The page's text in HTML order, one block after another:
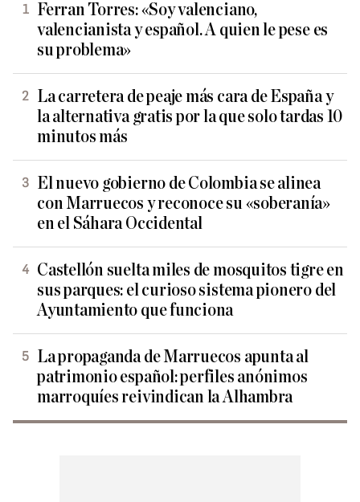
Ferran Torres: «Soy valenciano,
valencianista y español. A quien le pese es
su problema»
La carretera de peaje más cara de España y
la alternativa gratis por la que solo tardas 10
minutos más
El nuevo gobierno de Colombia se alinea
con Marruecos y reconoce su «soberanía»
en el Sáhara Occidental
Castellón suelta miles de mosquitos tigre en
sus parques: el curioso sistema pionero del
Ayuntamiento que funciona
La propaganda de Marruecos apunta al
patrimonio español: perfiles anónimos
marroquíes reivindican la Alhambra